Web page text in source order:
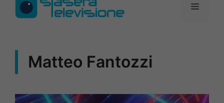
contenuto
MENU
Matteo Fantozzi